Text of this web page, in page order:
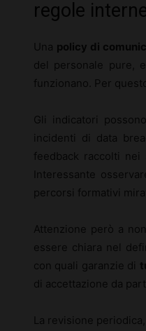
regole
Una policy di
del personale pure,
funzionano. Per
Gli indicatori
incidenti di data
feedback raccolti nei
Interessante
percorsi formativi
Attenzione però a
essere chiara nel
con quali garanzie di
di accettazione da
La revisione